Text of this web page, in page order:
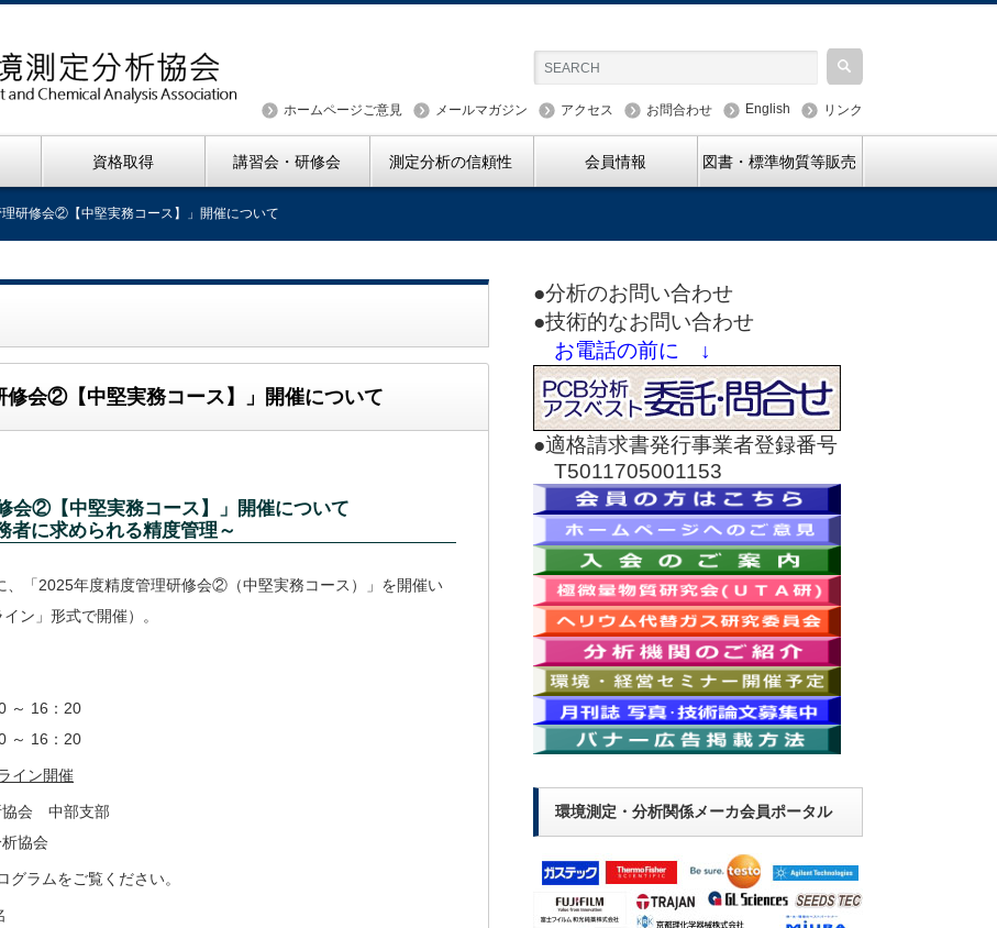
ホームページご意見 メールマガジン アクセス お問合わせ English リンク
資格取得 講習会・研修会 測定分析の信頼性 会員情報 図書・標準物質等販売
理研修会②【中堅実務コース】」開催について
修会②【中堅実務コース】」開催について
会②【中堅実務コース】」開催について
者に求められる精度管理～
「2025年度精度管理研修会②（中堅実務コース）」を開催い
ン」形式で開催）。
～ 16：20
～ 16：20
イン開催
会 中部支部
協会
ラムをご覧ください。
●分析のお問い合わせ
●技術的なお問い合わせ
お電話の前に ↓
●適格請求書発行事業者登録番号
T5011705001153
環境測定・分析関係メーカ会員ポータル